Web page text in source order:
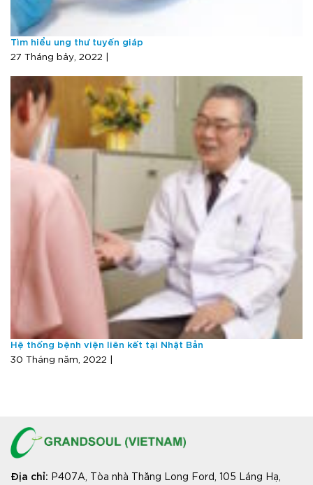
Tìm hiểu ung thư tuyến giáp
27 Tháng bảy, 2022 |
Hệ thống bệnh viện liên kết tại Nhật Bản
30 Tháng năm, 2022 |
Địa chỉ: P407A, Tòa nhà Thăng Long Ford, 105 Láng Hạ,